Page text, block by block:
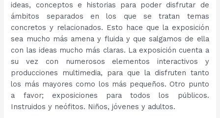
ideas, conceptos e historias para poder disfrutar de
ámbitos separados en los que se tratan temas
concretos y relacionados. Esto hace que la exposición
sea mucho más amena y fluida y que salgamos de ella
con las ideas mucho más claras. La exposición cuenta a
su vez con numerosos elementos interactivos y
producciones multimedia, para que la disfruten tanto
los más mayores como los más pequeños. Otro punto
a favor; exposiciones para todos los públicos.
Instruidos y neófitos. Niños, jóvenes y adultos.